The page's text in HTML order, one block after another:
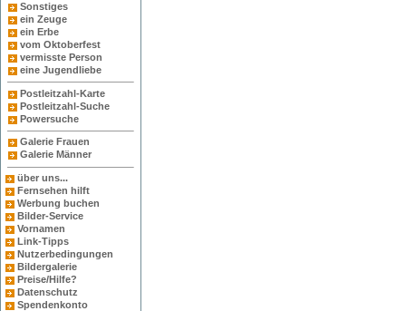
Sonstiges
ein Zeuge
ein Erbe
vom Oktoberfest
vermisste Person
eine Jugendliebe
Postleitzahl-Karte
Postleitzahl-Suche
Powersuche
Galerie Frauen
Galerie Männer
über uns...
Fernsehen hilft
Werbung buchen
Bilder-Service
Vornamen
Link-Tipps
Nutzerbedingungen
Bildergalerie
Preise/Hilfe?
Datenschutz
Spendenkonto